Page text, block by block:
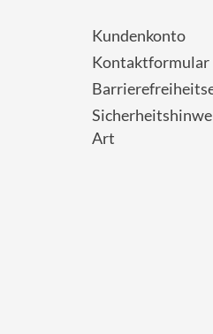
Kundenkonto
Kontaktformular
Art